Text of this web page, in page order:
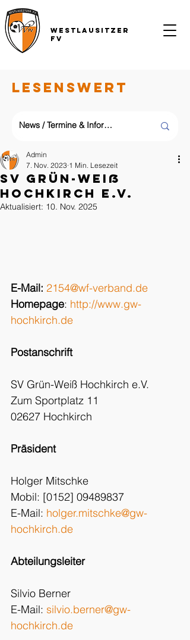
Westlausitzer
FV
LESENSWERT
SV Grün-Weiß
Hochkirch e.V.
Admin
7. Nov. 2023 1 Min. Lesezeit
Aktualisiert: 10. Nov. 2025
E-Mail: 2154@wf-verband.de
Homepage: http://www.gw-
hochkirch.de
Postanschrift
SV Grün-Weiß Hochkirch e.V.
Zum Sportplatz 11
02627 Hochkirch
Präsident
Holger Mitschke
Mobil: [0152] 09489837
E-Mail: holger.mitschke@gw-
hochkirch.de
Abteilungsleiter
Silvio Berner
E-Mail: silvio.berner@gw-
hochkirch.de